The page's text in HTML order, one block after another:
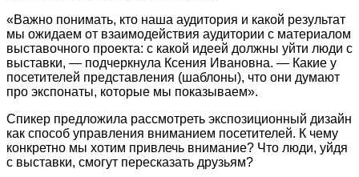
«Важно понимать, кто наша аудитория и какой результат
мы ожидаем от взаимодействия аудитории с материалом
выставочного проекта: с какой идеей должны уйти люди с
выставки, ― подчеркнула Ксения Ивановна. ― Какие у
посетителей представления (шаблоны), что они думают
про экспонаты, которые мы показываем».
Спикер предложила рассмотреть экспозиционный дизайн
как способ управления вниманием посетителей. К чему
конкретно мы хотим привлечь внимание? Что люди, уйдя
с выставки, смогут пересказать друзьям?